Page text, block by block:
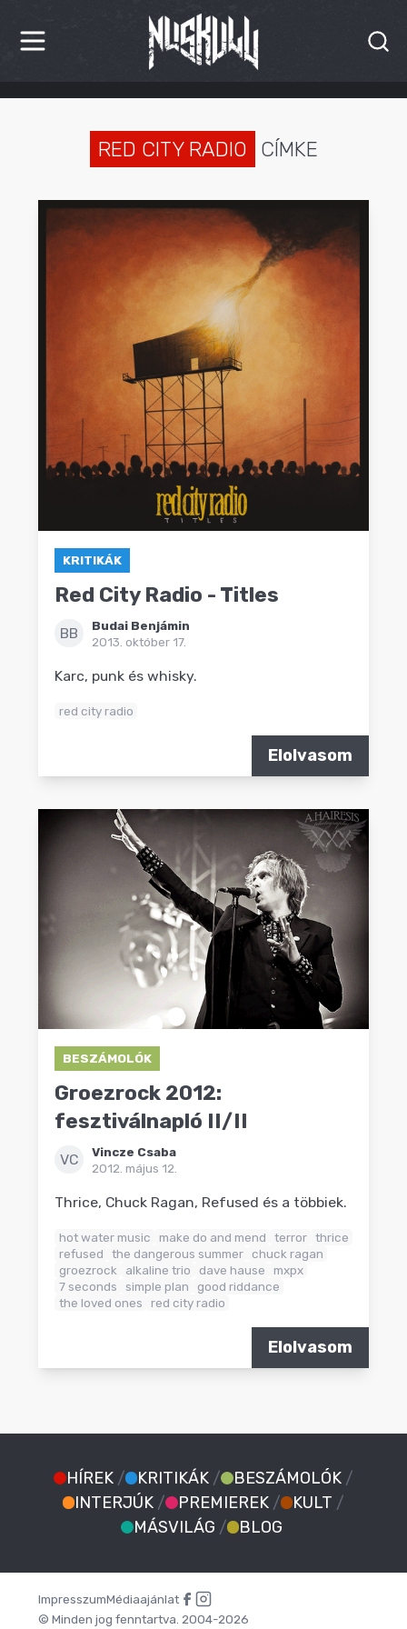
HÍREK
INTERJÚK
PREMIEREK
RED CITY RADIO CÍMKE
KRITIKÁK
Red City Radio - Titles
BB
Budai Benjámin
2013. október 17.
Karc, punk és whisky.
red city radio
Elolvasom
BESZÁMOLÓK
Groezrock 2012:
fesztiválnapló II/II
VC
Vincze Csaba
2012. május 12.
Thrice, Chuck Ragan, Refused és a többiek.
hot water music make do and mend terror thrice
refused
the dangerous summer chuck ragan
groezrock
alkaline trio dave hause
mxpx
7 seconds
simple plan
good riddance
the loved ones
red city radio
Elolvasom
HÍREK / KRITIKÁK / BESZÁMOLÓK /
INTERJÚK / PREMIEREK / KULT /
MÁSVILÁG / BLOG
ImpresszumMédiaajánlat
© Minden jog fenntartva. 2004-2026